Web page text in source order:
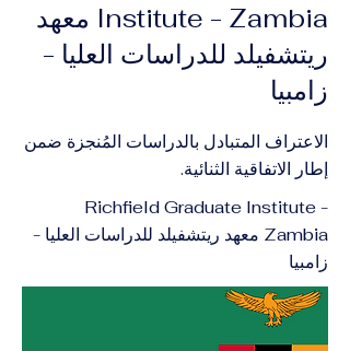
Institute - Zambia معهد
ريتشفيلد للدراسات العليا -
زامبيا
الاعتراف المتبادل بالدراسات المُنجزة ضمن
إطار الاتفاقية الثنائية.
​Richfield Graduate Institute -
Zambia معهد ريتشفيلد للدراسات العليا -
زامبيا